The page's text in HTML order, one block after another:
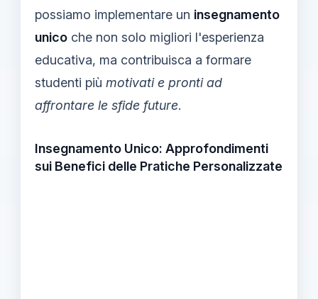
possiamo implementare un insegnamento
unico che non solo migliori l'esperienza
educativa, ma contribuisca a formare
studenti più motivati e pronti ad
affrontare le sfide future.
Insegnamento Unico: Approfondimenti
sui Benefici delle Pratiche Personalizzate